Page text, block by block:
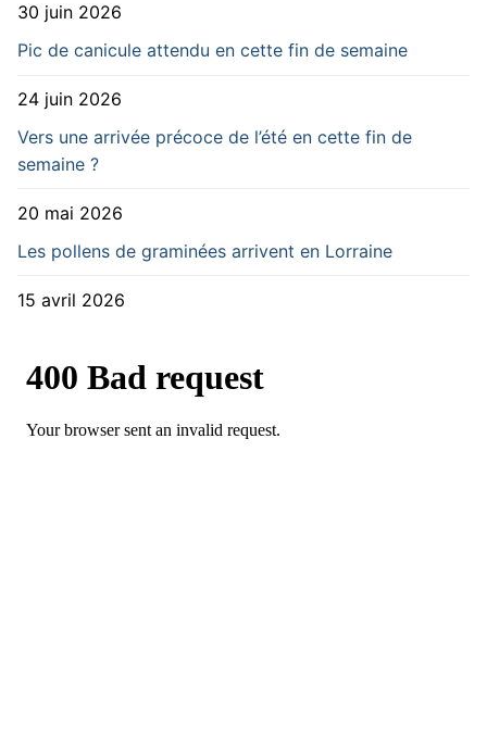
30 juin 2026
Pic de canicule attendu en cette fin de semaine
24 juin 2026
Vers une arrivée précoce de l’été en cette fin de
semaine ?
20 mai 2026
Les pollens de graminées arrivent en Lorraine
15 avril 2026